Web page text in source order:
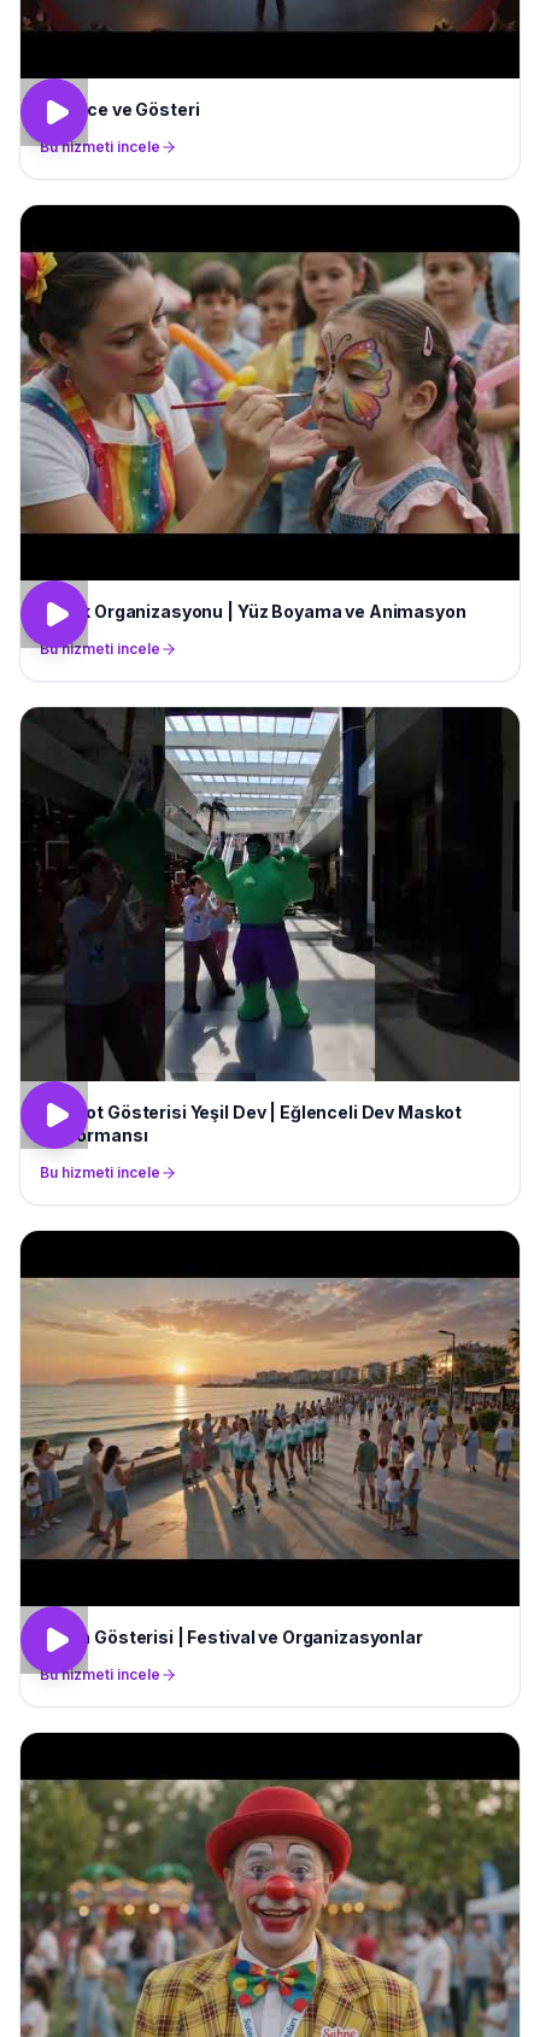
Eğlence ve Gösteri
Bu hizmeti incele
Piknik Organizasyonu | Yüz Boyama ve Animasyon
Bu hizmeti incele
Maskot Gösterisi Yeşil Dev | Eğlenceli Dev Maskot
Performansı
Bu hizmeti incele
Paten Gösterisi | Festival ve Organizasyonlar
Bu hizmeti incele